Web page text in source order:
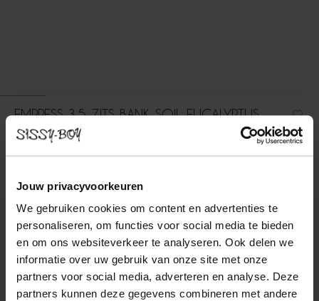
Jouw privacyvoorkeuren
We gebruiken cookies om content en advertenties te
personaliseren, om functies voor social media te bieden
en om ons websiteverkeer te analyseren. Ook delen we
informatie over uw gebruik van onze site met onze
partners voor social media, adverteren en analyse. Deze
partners kunnen deze gegevens combineren met andere
EMPRESS 3,5-ZITS BANK SOIL EUCALYPTUS
strakke lijnen gecombineerd met zachte rondingen zorgen voor
een perfecte balans tussen eigentijds en vintage. De poten zijn
Lees meer
3.5-zits (1x) + opties